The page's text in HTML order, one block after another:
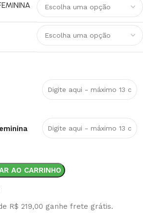
AO CARRINHO
R$ 219,00 ganhe frete grátis.